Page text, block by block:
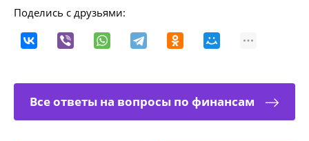
Поделись с друзьями:
Все ответы на вопросы по финансам